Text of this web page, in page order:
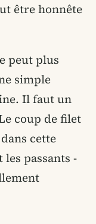
être honnête
peut plus
simple
Il faut un
coup de filet
cette
passants -